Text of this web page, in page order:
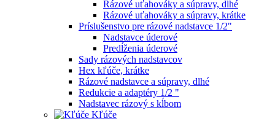
Rázové uťahováky a súpravy, dlhé
Rázové uťahováky a súpravy, krátke
Príslušenstvo pre rázové nadstavce 1/2"
Nadstavce úderové
Predĺženia úderové
Sady rázových nadstavcov
Hex kľúče, krátke
Rázové nadstavce a súpravy, dlhé
Redukcie a adaptéry 1/2 "
Nadstavec rázový s kĺbom
Kľúče